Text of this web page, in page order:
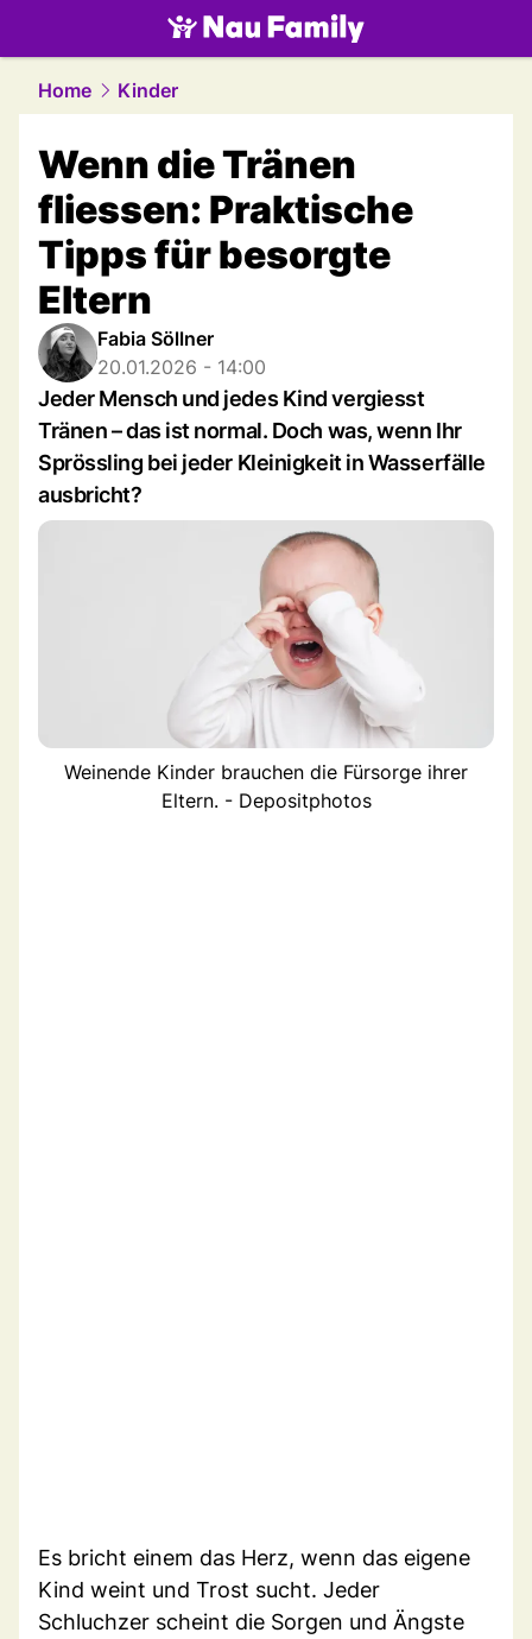
family.NAU.ch
Home Kinder
Wenn die Tränen
fliessen: Praktische
Tipps für besorgte
Eltern
Fabia Söllner
20.01.2026 - 14:00
Jeder Mensch und jedes Kind vergiesst
Tränen – das ist normal. Doch was, wenn Ihr
Sprössling bei jeder Kleinigkeit in Wasserfälle
ausbricht?
Weinende Kinder brauchen die Fürsorge ihrer
Eltern. - Depositphotos
Es bricht einem das Herz, wenn das eigene
Kind weint und Trost sucht. Jeder
Schluchzer scheint die Sorgen und Ängste